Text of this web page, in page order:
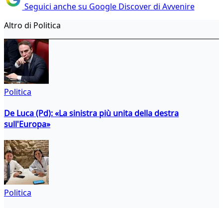
Seguici anche su Google Discover di Avvenire
Altro di Politica
Politica
De Luca (Pd): «La sinistra più unita della destra
sull'Europa»
Politica